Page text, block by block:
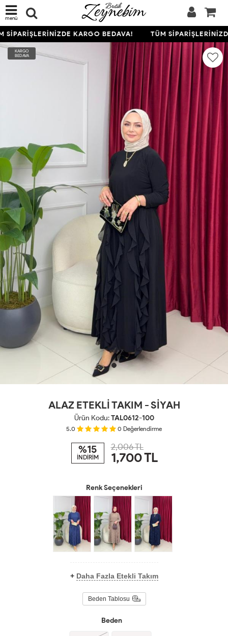
menü
KARGO BEDAVA! TÜM
KARGO
BEDAVA
ALAZ ETEKLİ TAKIM - SİYAH
Ürün Kodu:TAL0612-100
5.0 0 Değerlendirme
%15
İNDİRİM
2,006 TL
1,700TL
Renk Seçenekleri
+ Daha Fazla Etekli Takım
Beden Tablosu
Beden